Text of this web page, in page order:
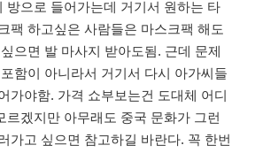
방으로 들어가는데 거기서 원하는 타
팩 하고싶은 사람들은 마스크팩 해도
으면 발 마사지 받아도됨. 근데 문제
함이 아니라서 거기서 다시 아가씨들
가야함. 가격 쇼부보는건 도대체 어디
르겠지만 아무래도 중국 문화가 그런
가고 싶으면 참고하길 바란다. 꼭 한번